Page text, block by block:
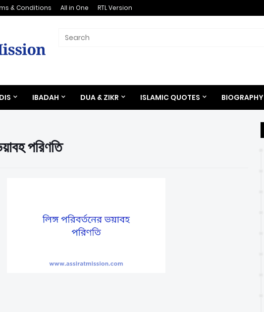
& Conditions All in One RTL Version
IBADAH DUA & ZIKR ISLAMIC QUOTES BIOGRAPHY
পরিণতি